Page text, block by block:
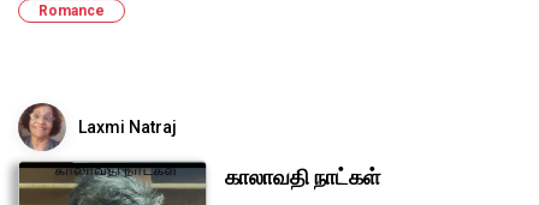
Romance
Laxmi Natraj
காலாவதி நாட்கள்